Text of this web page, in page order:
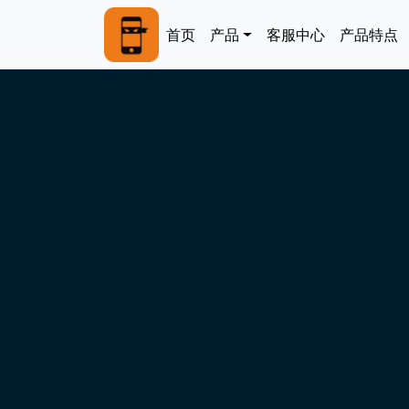
Main navigation
首页 产品 客服中心 产品特点